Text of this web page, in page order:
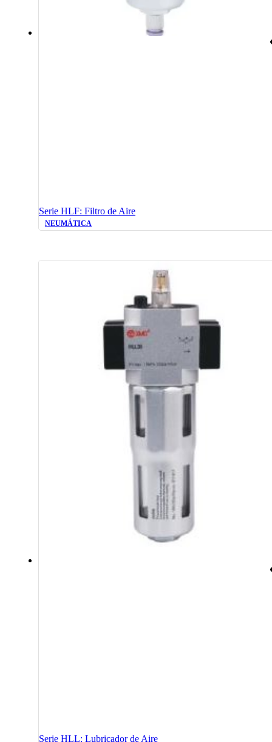
Serie HLF: Filtro de Aire
NEUMÁTICA
Serie HLL: Lubricador de Aire